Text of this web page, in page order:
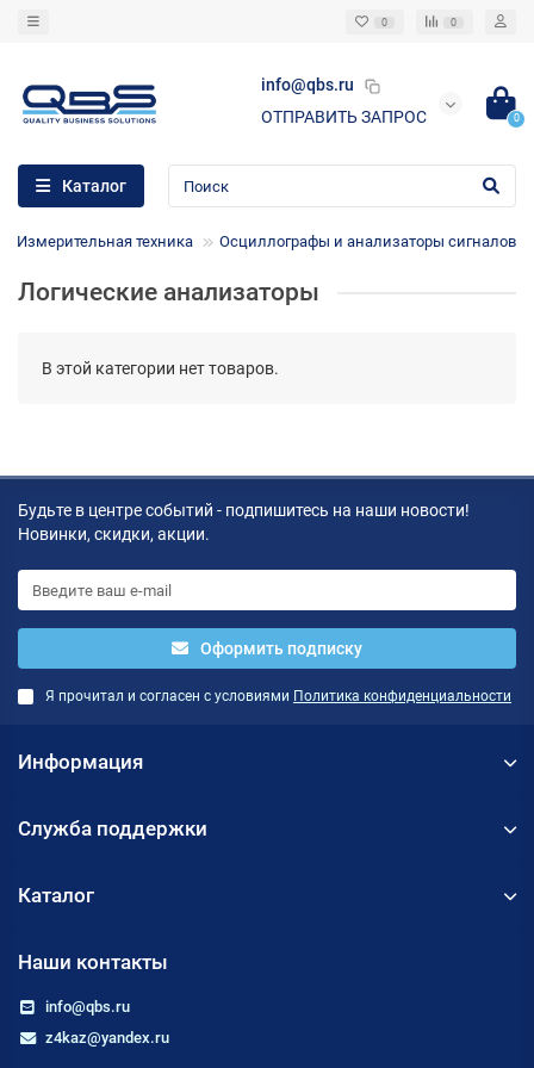
0 0
info@qbs.ru
ОТПРАВИТЬ ЗАПРОС
0
Каталог
Измерительная техника Осциллографы и анализаторы сигналов
Логические анализаторы
В этой категории нет товаров.
Будьте в центре событий - подпишитесь на наши новости!
Новинки, скидки, акции.
Оформить подписку
Я прочитал и согласен с условиями Политика конфиденциальности
Информация
Служба поддержки
Каталог
Наши контакты
info@qbs.ru
z4kaz@yandex.ru